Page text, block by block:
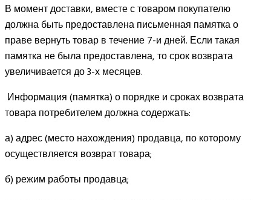
В момент доставки, вместе с товаром покупателю
должна быть предоставлена письменная памятка о
праве вернуть товар в течение 7-и дней. Если такая
памятка не была предоставлена, то срок возврата
увеличивается до 3-х месяцев.
Информация (памятка) о порядке и сроках возврата
товара потребителем должна содержать:
а) адрес (место нахождения) продавца, по которому
осуществляется возврат товара;
б) режим работы продавца;